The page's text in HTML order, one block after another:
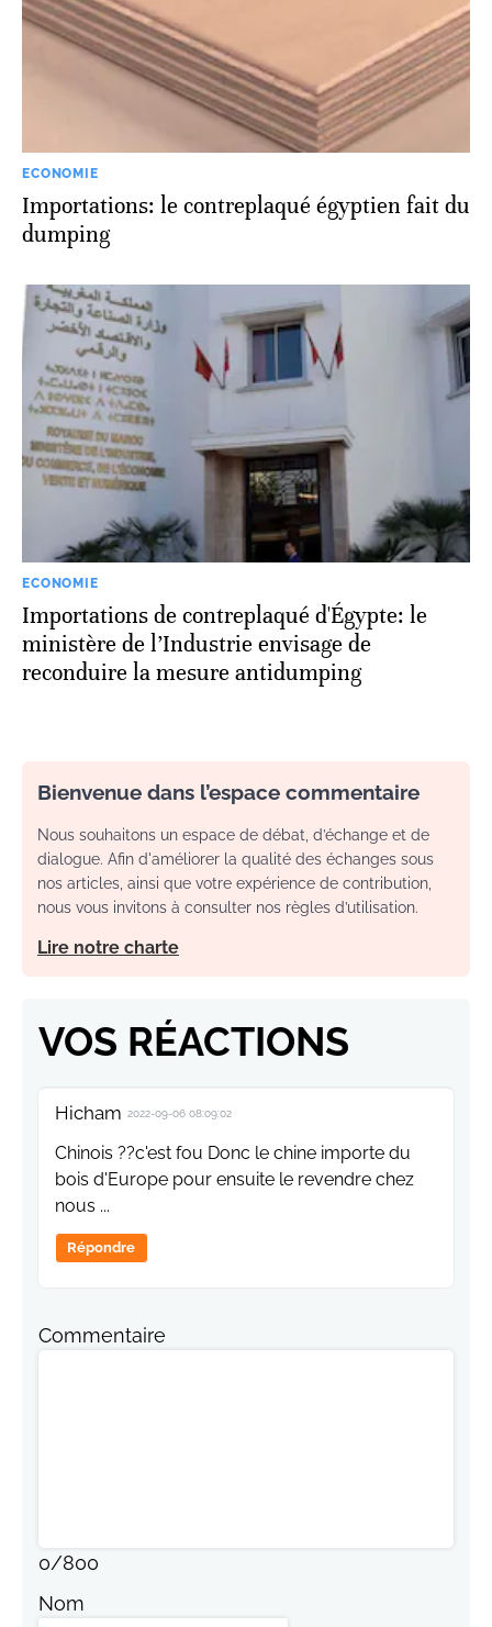
ECONOMIE
Importations: le contreplaqué égyptien fait du
dumping
ECONOMIE
Importations de contreplaqué d'Égypte: le
ministère de l’Industrie envisage de
reconduire la mesure antidumping
Bienvenue dans l’espace commentaire
Nous souhaitons un espace de débat, d’échange et de
dialogue. Afin d'améliorer la qualité des échanges sous
nos articles, ainsi que votre expérience de contribution,
nous vous invitons à consulter nos règles d’utilisation.
Lire notre charte
VOS RÉACTIONS
Hicham 2022-09-06 08:09:02
Chinois ??c'est fou Donc le chine importe du
bois d'Europe pour ensuite le revendre chez
nous ...
Répondre
Commentaire
0/800
Nom